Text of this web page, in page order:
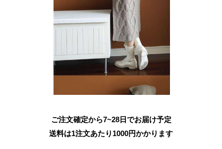
ご注文確定から7~28日でお届け予定
送料は1注文あたり 1000円かかります